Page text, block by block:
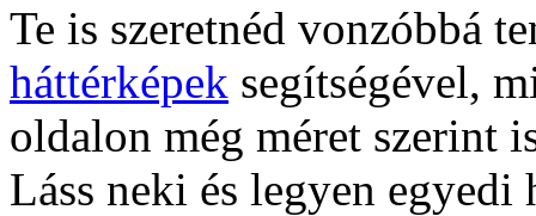
Te is szeretnéd vonzóbbá
háttérképek segítségével,
oldalon még méret szerint
Láss neki és legyen egyedi